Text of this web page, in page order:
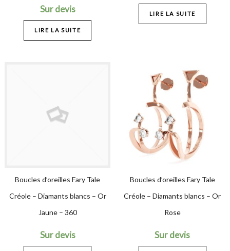
Sur devis
LIRE LA SUITE
LIRE LA SUITE
Boucles d’oreilles Fary Tale
Créole – Diamants blancs – Or
Jaune – 360
Sur devis
Boucles d’oreilles Fary Tale
Créole – Diamants blancs – Or
Rose
Sur devis